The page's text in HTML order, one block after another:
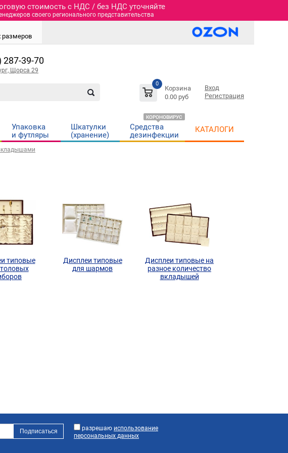
стоимость c НДС / без НДС уточняйте
своего регионального представительства
размеров
0
Корзина
0.00 руб
Вход
Регистрация
287-39-70
Щорса 29
Упаковка
и футляры
Шкатулки
(хранение)
Средства
дезинфекции
КОРОНОВИРУС
КАТАЛОГИ
типовые
Дисплеи типовые
для шармов
Дисплеи типовые на
разное количество
вкладышей
разрешаю использование
персональных данных